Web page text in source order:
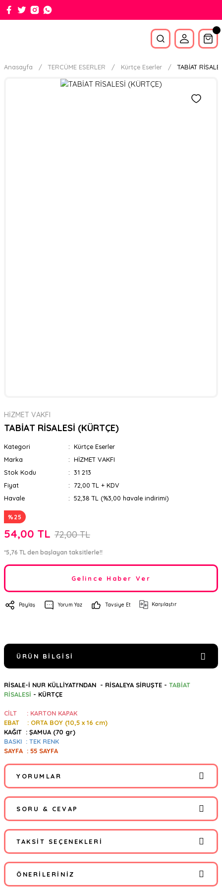
Anasayfa TERCÜME ESERLER Kürtçe Eserler TABİAT
HİZMET VAKFI
TABİAT RİSALESİ (KÜRTÇE)
Kategori
Kürtçe Eserler
Marka
HİZMET VAKFI
Stok Kodu
31 213
Fiyat
72,00 TL + KDV
Havale
52,38 TL (%3,00 havale indirimi)
%25
54,00 TL 72,00 TL
*5,76 TL den başlayan taksitlerle!!
Gelince Haber Ver
Paylaş Yorum Yaz Tavsiye Et Karşılaştır
ÜRÜN BILGISI
RİSALE-İ NUR KÜLLİYATI'NDAN - RİSALEYA SİRUŞTE - TABİAT
RİSALESİ - KÜRTÇE
CİLT : KARTON KAPAK
EBAT : ORTA BOY (10,5 x 16 cm)
KAĞIT : ŞAMUA (70 gr)
BASKI : TEK RENK
SAYFA : 55 SAYFA
YORUMLAR
Bu ürüne ilk yorumu siz yapın!
Yorum Yaz
SORU & CEVAP
Ürün hakkında henüz soru sorulmamış.
Soru Sor
TAKSIT SEÇENEKLERI
ÖNERILERINIZ